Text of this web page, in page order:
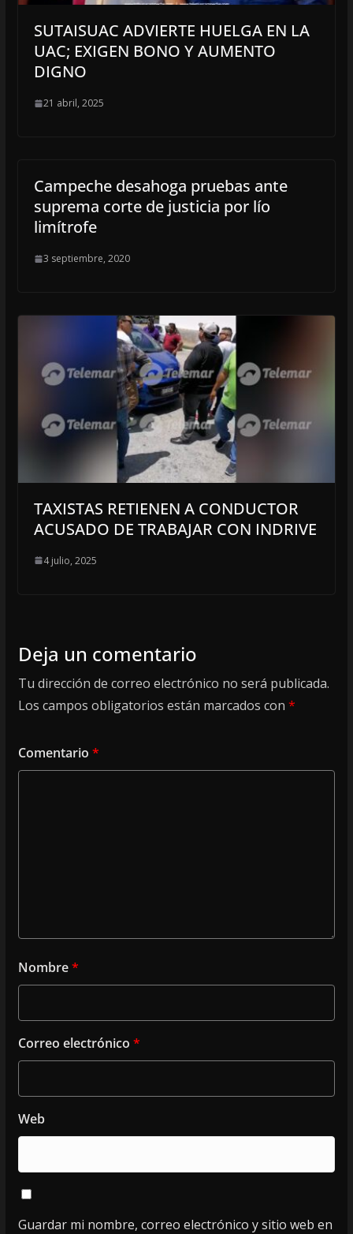
SUTAISUAC ADVIERTE HUELGA EN LA
UAC; EXIGEN BONO Y AUMENTO
DIGNO
21 abril, 2025
Campeche desahoga pruebas ante
suprema corte de justicia por lío
limítrofe
3 septiembre, 2020
TAXISTAS RETIENEN A CONDUCTOR
ACUSADO DE TRABAJAR CON INDRIVE
4 julio, 2025
Deja un comentario
Tu dirección de correo electrónico no será publicada.
Los campos obligatorios están marcados con *
Comentario *
Nombre*
Correo electrónico *
Web
Guardar mi nombre, correo electrónico y sitio web en